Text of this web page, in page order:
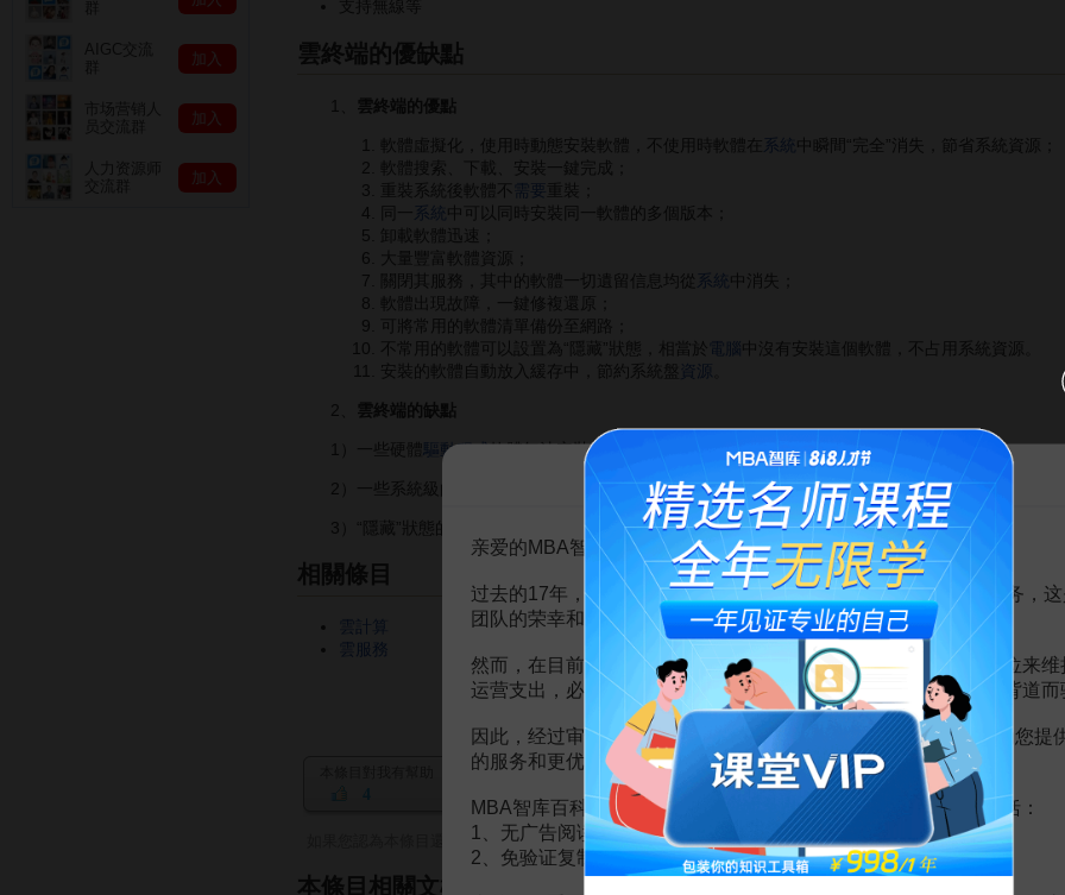
支持無線等
雲終端的優缺點
雲終端的優點
軟體虛擬化，使用時動態安裝軟體，不使用時軟體在 系統
中瞬間“完全”消失，節省系統資源；
軟體搜索、下載、安裝一鍵完成；
重裝系統後軟體不 需要
重裝；
系統
中可以同時安裝同一軟體的多個版本；
卸載軟體迅速；
大量豐富軟體資源；
關閉其服務，其中的軟體一切遺留信息均從 系統
中消失；
軟體出現故障，一鍵修複還原；
可將常用的軟體清單備份至網路；
不常用的軟體可以設置為“隱藏”狀態，相當於
電腦
中沒有安裝這個軟體，不占用系統資源。
安裝的軟體自動放入緩存中，節約系統盤 資源
2、 雲終端的缺點
1）一些硬體 驅動程式軟體無法安裝；
2）一些系統級的軟體無法安裝；
3）“隱藏”狀態的 在啟動時激活會占用系統資源，時間延遲。
相關條目
雲計算
雲服務
4
MBA智库APP
如果您認為本條目還有待完善，需要補充新內容或修改錯誤內容，請編輯條目或投訴舉報。
本條目相關文檔
加入
加入
加入
告MBA智库百科用户的一封信
亲爱的MBA智库百科用户：
过去的17年，百科频道一直以免费公益的形式为大家提供知识服务，这
团队的荣幸和骄傲。
然而，在目前越来越严峻的经营挑战下，单纯依靠不断增加广告位来维
运营支出，必然会越来越影响您的使用体验，这也与我们的初衷背道而
因此，经过审慎地考虑，我们决定推出VIP会员收费制度，以便为您提
的服务和更优质的内容。
MBA智库百科VIP会员（9.9元 / 年， 点击开通），您的权益将包括：
1、无广告阅读；
2、免验证复制。